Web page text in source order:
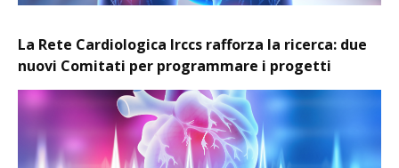
La Rete Cardiologica Irccs rafforza la ricerca: due
nuovi Comitati per programmare i progetti